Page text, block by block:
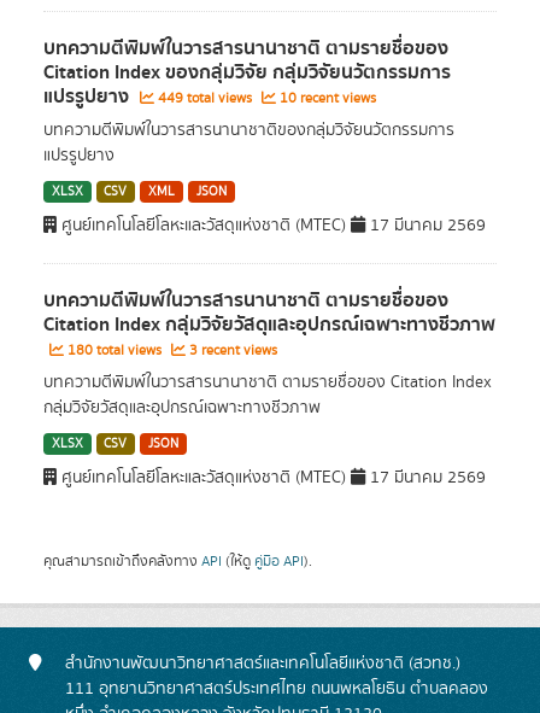
บทความตีพิมพ์ในวารสารนานาชาติ ตามรายชื่อของ
Citation Index ของกลุ่มวิจัย กลุ่มวิจัยนวัตกรรมการ
แปรรูปยาง 449 total views 10 recent views
บทความตีพิมพ์ในวารสารนานาชาติของกลุ่มวิจัยนวัตกรรมการ
แปรรูปยาง
XLSX CSV XML JSON
ศูนย์เทคโนโลยีโลหะและวัสดุแห่งชาติ (MTEC) 17 มีนาคม 2569
บทความตีพิมพ์ในวารสารนานาชาติ ตามรายชื่อของ
Citation Index กลุ่มวิจัยวัสดุและอุปกรณ์เฉพาะทางชีวภาพ
180 total views 3 recent views
บทความตีพิมพ์ในวารสารนานาชาติ ตามรายชื่อของ Citation Index
กลุ่มวิจัยวัสดุและอุปกรณ์เฉพาะทางชีวภาพ
XLSX CSV JSON
ศูนย์เทคโนโลยีโลหะและวัสดุแห่งชาติ (MTEC) 17 มีนาคม 2569
คุณสามารถเข้าถึงคลังทาง API (ให้ดู คู่มือ API).
สำนักงานพัฒนาวิทยาศาสตร์และเทคโนโลยีแห่งชาติ (สวทช.)
111 อุทยานวิทยาศาสตร์ประเทศไทย ถนนพหลโยธิน ตำบลคลอง